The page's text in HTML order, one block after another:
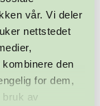
vår. Vi deler
nettstedet
den
for dem,
bruk av